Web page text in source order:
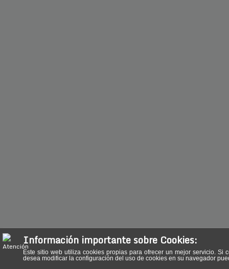
Información importante sobre Cookies:
Este sitio web utiliza cookies propias para ofrecer un mejor servicio.
desea modificar la configuración del uso de cookies en su navegador